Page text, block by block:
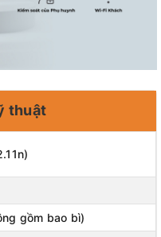
thuật
gồm bao bì)